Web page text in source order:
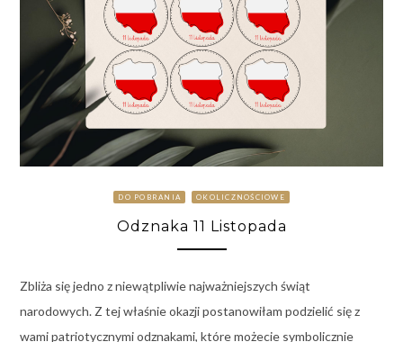
DO POBRANIA OKOLICZNOŚCIOWE
Odznaka 11 Listopada
Zbliża się jedno z niewątpliwie najważniejszych świąt
narodowych. Z tej właśnie okazji postanowiłam podzielić się z
wami patriotycznymi odznakami, które możecie symbolicznie